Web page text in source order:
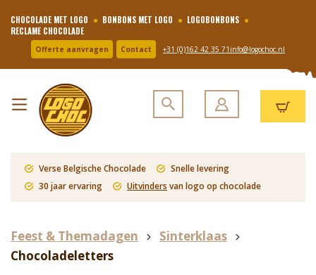
CHOCOLADE MET LOGO BONBONS MET LOGO
LOGOBONBONS
RECLAME CHOCOLADE
Offerte aanvragen Contact +31 (0)162 42 35 71 info@logochoc.nl
Verse Belgische Chocolade
Snelle levering
30 jaar ervaring
Uitvinders van logo op chocolade
Feest & Themadagen
Sinterklaas
Chocoladeletters